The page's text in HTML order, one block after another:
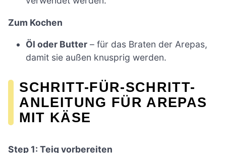
Zum Kochen
Öl oder Butter – für das Braten der Arepas,
damit sie außen knusprig werden.
SCHRITT-FÜR-SCHRITT-
ANLEITUNG FÜR AREPAS
MIT KÄSE
Step 1: Teig vorbereiten